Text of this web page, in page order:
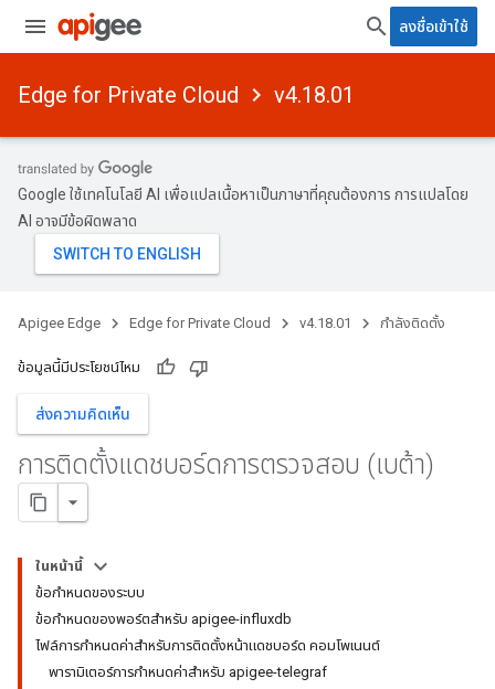
ลงชื่อเข้าใช้
Edge for Private Cloud v4.18.01
Google ใช้เทคโนโลยี AI เพื่อแปลเนื้อหาเป็นภาษาที่คุณต้องการ การแปลโดย
AI อาจมีข้อผิดพลาด
Apigee Edge Edge for Private Cloud v4.18.01 กำลังติดตั้ง
ข้อมูลนี้มีประโยชน์ไหม
ส่งความคิดเห็น
การติดตั้งแดชบอร์ดการตรวจสอบ (เบต้า)
ในหน้านี้
ข้อกำหนดของระบบ
ข้อกำหนดของพอร์ตสำหรับ apigee-influxdb
ไฟล์การกำหนดค่าสำหรับการติดตั้งหน้าแดชบอร์ด คอมโพเนนต์
พารามิเตอร์การกำหนดค่าสำหรับ apigee-telegraf